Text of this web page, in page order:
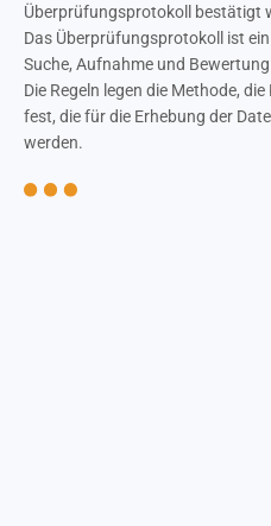
Überprüfungsprotokoll bestätigt
Das Überprüfungsprotokoll ist
Suche, Aufnahme und
Die Regeln legen die Methode,
fest, die für die Erhebung der
werden.